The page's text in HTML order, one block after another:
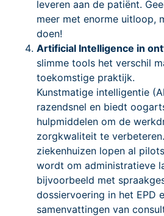
leveren aan de patiënt.
meer met enorme uitloop,
doen!
Artificial Intelligence in
slimme tools het verschil
toekomstige praktijk.
Kunstmatige intelligentie
razendsnel en biedt
hulpmiddelen om de
zorgkwaliteit te
ziekenhuizen lopen al
wordt om administratieve
bijvoorbeeld met
dossiervoering in het EPD
samenvattingen van